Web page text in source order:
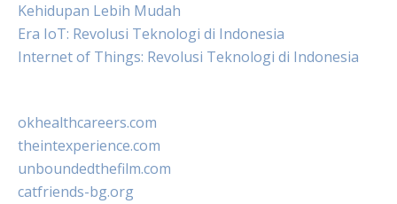
Kehidupan Lebih Mudah
Era IoT: Revolusi Teknologi di Indonesia
Internet of Things: Revolusi Teknologi di Indonesia
okhealthcareers.com
theintexperience.com
unboundedthefilm.com
catfriends-bg.org